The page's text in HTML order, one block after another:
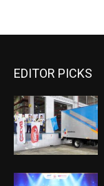
EDITOR PICKS